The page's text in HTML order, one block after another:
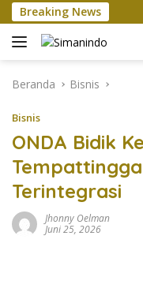
Langsung
ke
konten
Breaking News
Xi Jinping
Beranda Bisnis
Bisnis
ONDA Bidik
Terintegrasi
Jhonny Oelman
Juni 25, 2026